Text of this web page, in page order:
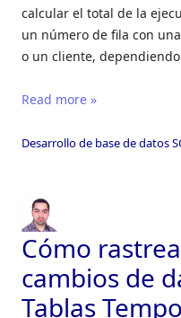
calcular el total de la
un número de fila con
o un cliente,
Read more »
Desarrollo de base de datos
Cómo
cambios de
Tablas